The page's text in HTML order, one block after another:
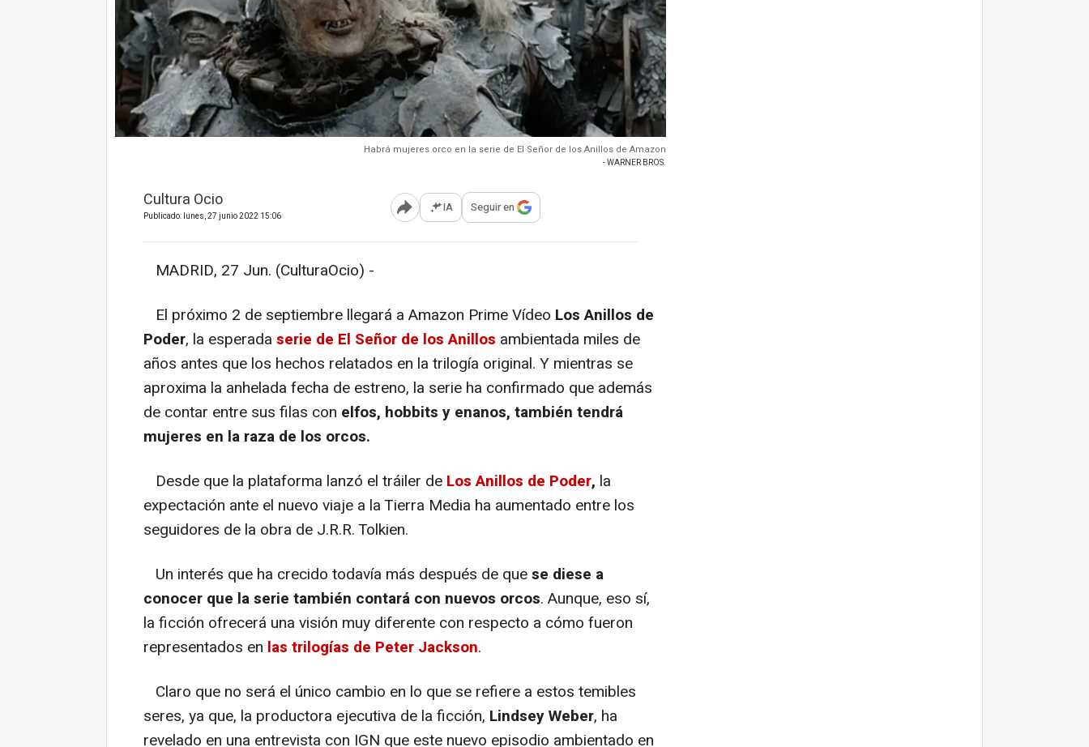
Habrá mujeres orco en la serie de El Señor de los Anillos de Amazon
- WARNER BROS.
Cultura Ocio
Publicado: lunes, 27 junio 2022 15:06 Abrir opciones para compartir
IA Seguir en
MADRID, 27 Jun. (CulturaOcio) -
El próximo 2 de septiembre llegará a Amazon Prime Vídeo Los Anillos de
Poder, la esperada serie de El Señor de los Anillos ambientada miles de
años antes que los hechos relatados en la trilogía original. Y mientras se
aproxima la anhelada fecha de estreno, la serie ha confirmado que además
de contar entre sus filas con elfos, hobbits y enanos, también tendrá
mujeres en la raza de los orcos.
Desde que la plataforma lanzó el tráiler de Los Anillos de Poder, la
expectación ante el nuevo viaje a la Tierra Media ha aumentado entre los
seguidores de la obra de J.R.R. Tolkien.
Un interés que ha crecido todavía más después de quese diese a
conocer que la serie también contará con nuevos orcos. Aunque, eso sí,
la ficción ofrecerá una visión muy diferente con respecto a cómo fueron
representados en las trilogías de Peter Jackson.
Claro que no será el único cambio en lo que se refiere a estos temibles
seres, ya que, la productora ejecutiva de la ficción, Lindsey Weber, ha
revelado en una entrevista con IGN que este nuevo episodio ambientado en